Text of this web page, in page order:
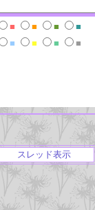
■ ■ ■
■
■ ■ ■
■
スレッド表示